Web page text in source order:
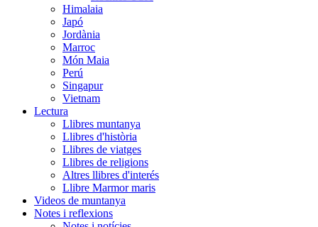
Himalaia
Japó
Jordània
Marroc
Món Maia
Perú
Singapur
Vietnam
Lectura
Llibres muntanya
Llibres d'història
Llibres de viatges
Llibres de religions
Altres llibres d'interés
Llibre Marmor maris
Videos de muntanya
Notes i reflexions